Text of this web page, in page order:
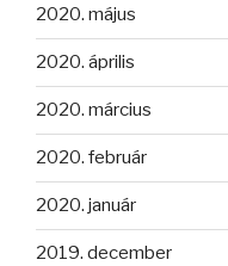
2020. május
2020. április
2020. március
2020. február
2020. január
2019. december